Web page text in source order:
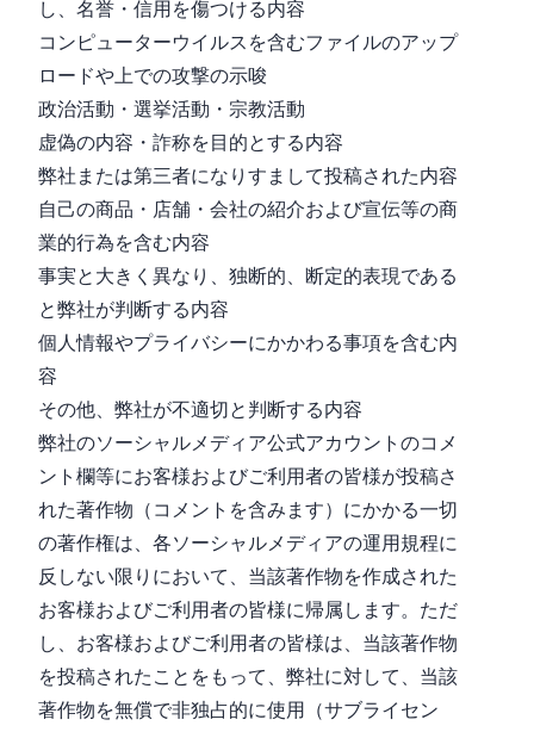
し、名誉・信用を傷つける内容
コンピューターウイルスを含むファイルのアップ
ロードや Web 上での攻撃の示唆
政治活動・選挙活動・宗教活動
虚偽の内容・詐称を目的とする内容
弊社または第三者になりすまして投稿された内容
自己の商品・店舗・会社の紹介および宣伝等の商
業的行為を含む内容
事実と大きく異なり、独断的、断定的表現である
と弊社が判断する内容
個人情報やプライバシーにかかわる事項を含む内
容
その他、弊社が不適切と判断する内容
弊社のソーシャルメディア公式アカウントのコメ
ント欄等にお客様およびご利用者の皆様が投稿さ
れた著作物（コメントを含みます）にかかる一切
の著作権は、各ソーシャルメディアの運用規程に
反しない限りにおいて、当該著作物を作成された
お客様およびご利用者の皆様に帰属します。ただ
し、お客様およびご利用者の皆様は、当該著作物
を投稿されたことをもって、弊社に対して、当該
著作物を無償で非独占的に使用（サブライセン